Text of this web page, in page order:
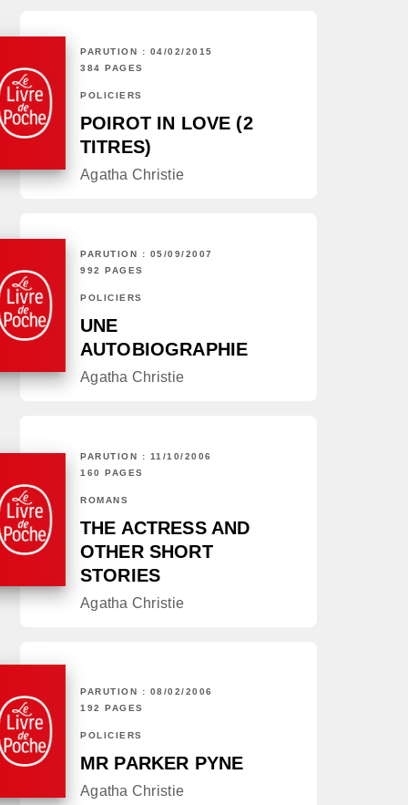
PARUTION : 04/02/2015
384 PAGES
POLICIERS
POIROT IN LOVE (2
TITRES)
Agatha Christie
PARUTION : 05/09/2007
992 PAGES
POLICIERS
UNE
AUTOBIOGRAPHIE
Agatha Christie
PARUTION : 11/10/2006
160 PAGES
ROMANS
THE ACTRESS AND
OTHER SHORT
STORIES
Agatha Christie
PARUTION : 08/02/2006
192 PAGES
POLICIERS
MR PARKER PYNE
Agatha Christie